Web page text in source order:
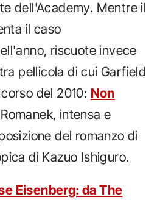
dell'Academy. Mentre il
il caso
riscuote invece
pellicola di cui Garfield
del 2010: Non
intensa e
del romanzo di
di Kazuo Ishiguro.
Eisenberg: da The